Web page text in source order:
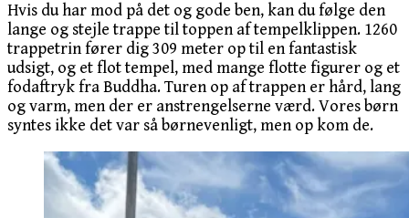
Hvis du har mod på det og gode ben, kan du følge den
lange og stejle trappe til toppen af tempelklippen. 1260
trappetrin fører dig 309 meter op til en fantastisk
udsigt, og et flot tempel, med mange flotte figurer og et
fodaftryk fra Buddha. Turen op af trappen er hård, lang
og varm, men der er anstrengelserne værd. Vores børn
syntes ikke det var så børnevenligt, men op kom de.